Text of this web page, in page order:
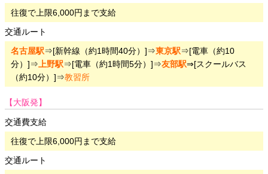
往復で上限6,000円まで支給
交通ルート
名古屋駅⇒[新幹線（約1時間40分）]⇒東京駅⇒[電車（約10
分）]⇒ 上野駅⇒[電車（約1時間5分）]⇒友部駅⇒[スクールバス
（約10分）]⇒教習所
【大阪発】
交通費支給
往復で上限6,000円まで支給
交通ルート